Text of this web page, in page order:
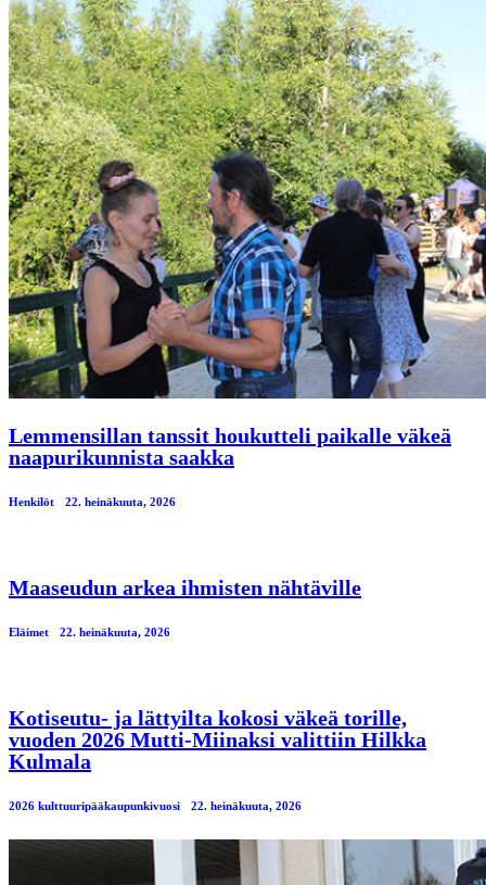
Lemmensillan tanssit houkutteli paikalle väkeä
naapurikunnista saakka
Henkilöt 22. heinäkuuta, 2026
Maaseudun arkea ihmisten nähtäville
Eläimet 22. heinäkuuta, 2026
Kotiseutu- ja lättyilta kokosi väkeä torille,
vuoden 2026 Mutti-Miinaksi valittiin Hilkka
Kulmala
2026 kulttuuripääkaupunkivuosi 22. heinäkuuta, 2026